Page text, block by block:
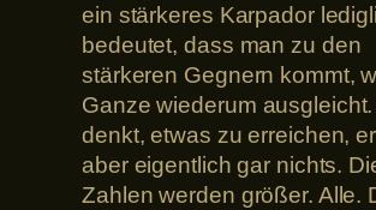
ein stärkeres Karpador
bedeutet, dass man zu den
stärkeren Gegnern kommt,
Ganze wiederum
denkt, etwas zu erreichen,
aber eigentlich gar nichts.
Zahlen werden größer. Alle.